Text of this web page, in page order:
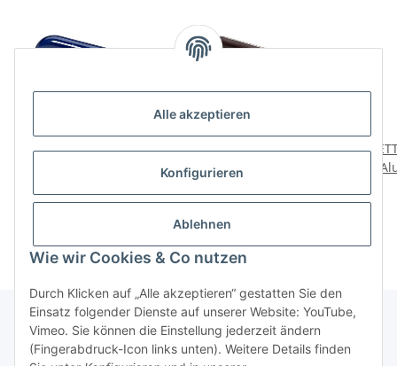
Alle akzeptieren
Konfigurieren
Ablehnen
Wie wir Cookies & Co nutzen
Durch Klicken auf „Alle akzeptieren“ gestatten Sie den
Einsatz folgender Dienste auf unserer Website: YouTube,
Vimeo. Sie können die Einstellung jederzeit ändern
(Fingerabdruck-Icon links unten). Weitere Details finden
HETTICH Möbelgriff inkl.
HETTICH Möbelgriff,
BA96 mm, Kunststoff,
Über uns